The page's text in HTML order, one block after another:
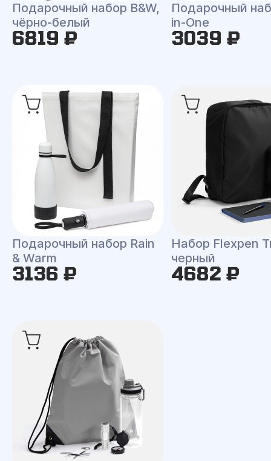
Подарочный набор B&W,
чёрно-белый
6819 ₽
Подарочный
in-One
3039 ₽
Подарочный набор Rain
& Warm
3136 ₽
Набор Flexpen
черный
4682 ₽